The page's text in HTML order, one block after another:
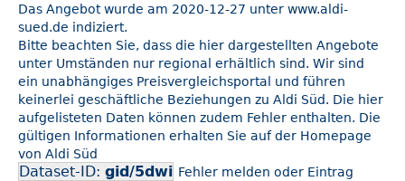
Das Angebot wurde am 2020-12-27 unter www.aldi-
sued.de indiziert.
Bitte beachten Sie, dass die hier dargestellten Angebote
unter Umständen nur regional erhältlich sind. Wir sind
ein unabhängiges Preisvergleichsportal und führen
keinerlei geschäftliche Beziehungen zu Aldi Süd. Die hier
aufgelisteten Daten können zudem Fehler enthalten. Die
gültigen Informationen erhalten Sie auf der Homepage
von Aldi Süd
Dataset-ID: gid/5dwi Fehler melden oder Eintrag